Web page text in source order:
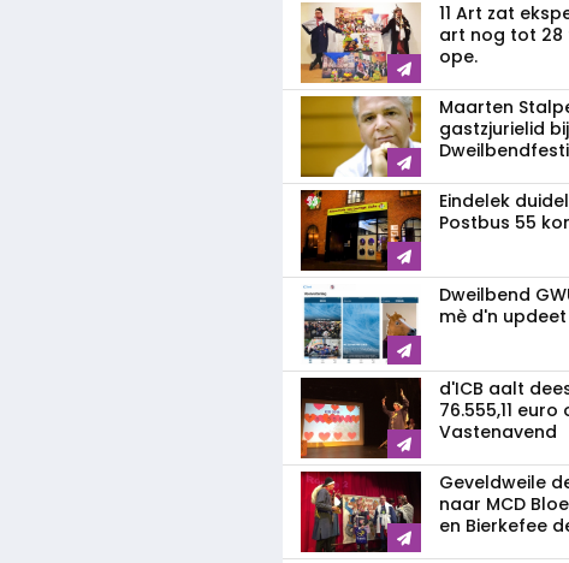
11 Art zat
art nog tot 28
ope.
Maarten
gastzjurielid
Eindelek
Postbus 55
Dweilbend
mè d'n
d'ICB aalt
76.555,11
Vastenavend
Geveldweile
naar MCD
en Bierkefee